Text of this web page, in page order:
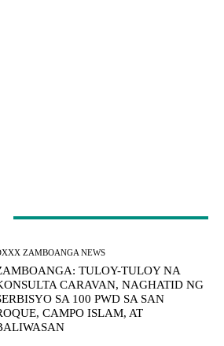
ZAMBOANGA NEWS
TULOY-TULOY NA
CARAVAN, NAGHATID NG
SA 100 PWD SA SAN
CAMPO ISLAM, AT